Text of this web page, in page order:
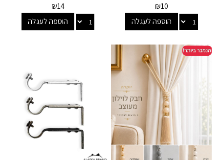
₪10
הוספה לעגלה
₪14
הוספה לעגלה